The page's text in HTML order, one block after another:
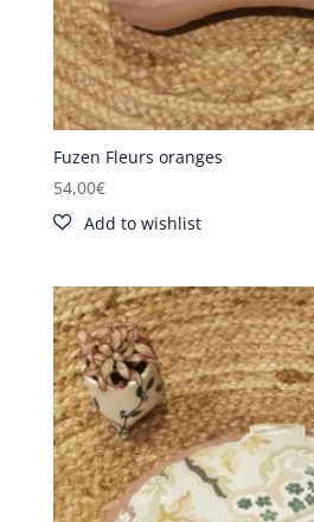
Fuzen Fleurs oranges
54,00€